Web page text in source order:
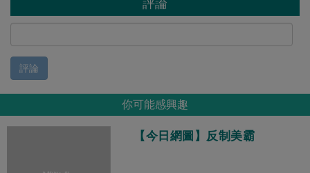
評論
評論
你可能感興趣
【今日網圖】反制美霸